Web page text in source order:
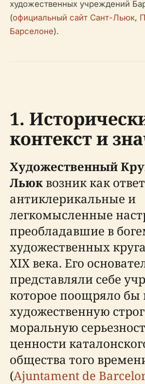
художественных учреждений
(официальный сайт Сант-Льюк,
Барселоне).
1.
контекст и
Художественный
Льюк возник как
антиклерикальные и
легкомысленные
преобладавшие в
художественных
XIX века. Его
представляли себе
которое поощряло бы
художественную
моральную
ценности
общества того
(Ajuntament de